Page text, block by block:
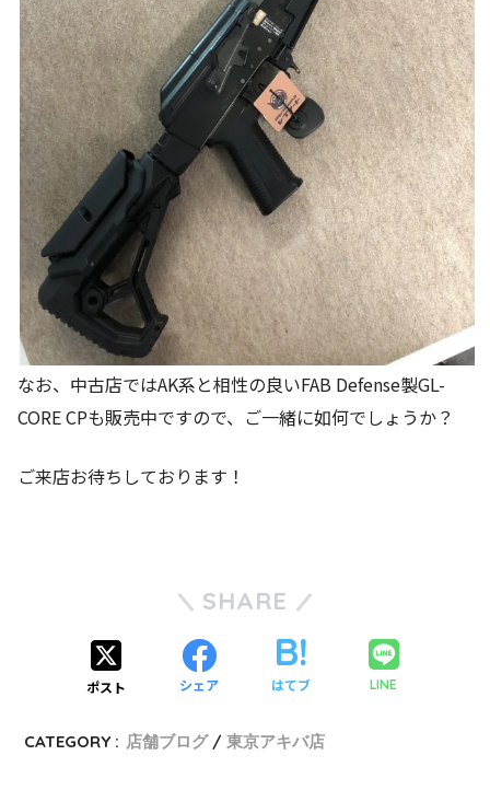
なお、中古店ではAK系と相性の良いFAB Defense製GL-
CORE CPも販売中ですので、ご一緒に如何でしょうか？
ご来店お待ちしております！
SHARE
ポスト シェア はてブ LINE
CATEGORY : 店舗ブログ 東京アキバ店